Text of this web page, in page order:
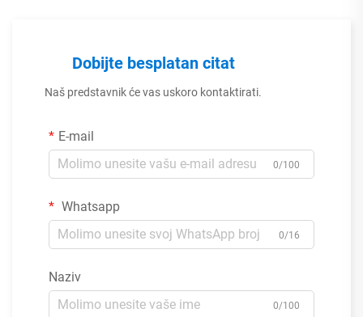
Dobijte besplatan citat
Naš predstavnik će vas uskoro kontaktirati.
E-mail
0/100
Whatsapp
0/16
Naziv
0/100